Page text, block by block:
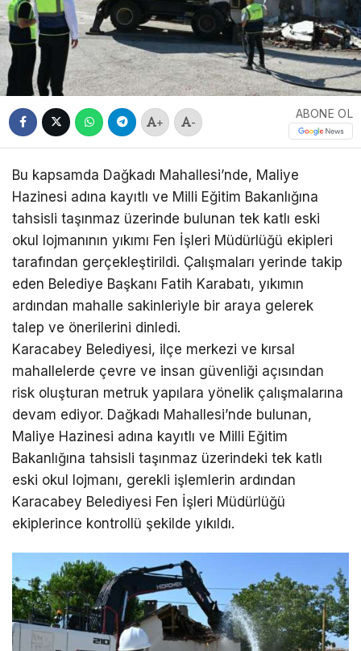
+ -
ABONE OL
Bu kapsamda Dağkadı Mahallesi’nde, Maliye
Hazinesi adına kayıtlı ve Milli Eğitim Bakanlığına
tahsisli taşınmaz üzerinde bulunan tek katlı eski
okul lojmanının yıkımı Fen İşleri Müdürlüğü ekipleri
tarafından gerçekleştirildi. Çalışmaları yerinde takip
eden Belediye Başkanı Fatih Karabatı, yıkımın
ardından mahalle sakinleriyle bir araya gelerek
talep ve önerilerini dinledi.
Karacabey Belediyesi, ilçe merkezi ve kırsal
mahallelerde çevre ve insan güvenliği açısından
risk oluşturan metruk yapılara yönelik çalışmalarına
devam ediyor. Dağkadı Mahallesi’nde bulunan,
Maliye Hazinesi adına kayıtlı ve Milli Eğitim
Bakanlığına tahsisli taşınmaz üzerindeki tek katlı
eski okul lojmanı, gerekli işlemlerin ardından
Karacabey Belediyesi Fen İşleri Müdürlüğü
ekiplerince kontrollü şekilde yıkıldı.